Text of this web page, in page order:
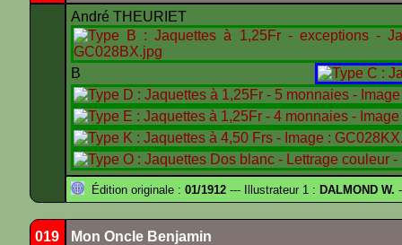
André THEURIET
B
Édition originale : 01/1912 --- Illustrateur 1 : DALMOND W.
019 Mon Oncle Benjamin